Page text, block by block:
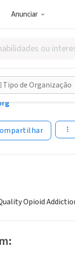
Anunciar
Tipo de Organização
Opioid